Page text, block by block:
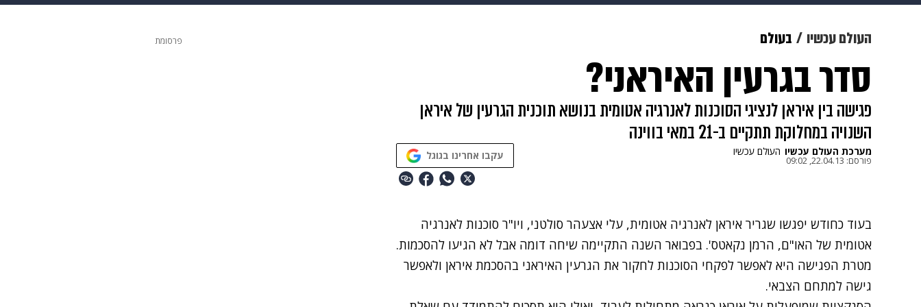
תרבות
גאווה ויוה משפט תשעה חודשים
העולם עכשיו בעולם
סדר בגרעין האיראני?
פגישה בין איראן לנציגי הסוכנות לאנרגיה אטומית בנושא תוכנית הגרעין של איראן
השנויה במחלוקת תתקיים ב-21 במאי בווינה
מערכת העולם עכשיו העולם עכשיו
פורסם: 22.04.13, 09:02 עקבו אחרינו בגוגל
בעוד כחודש יפגשו שגריר איראן לאנרגיה אטומית, עלי אצעהר סולטני, ויו"ר סוכנות לאנרגיה
אטומית של האו"ם, הרמן נקאטס'. בפבואר השנה התקיימה שיחה דומה אבל לא הגיעו להסכמות.
מטרת הפגישה היא לאפשר לפקחי הסוכנות לחקור את הגרעין האיראני בהסכמת איראן ולאפשר
גישה למתחם הצבאי.
פרסומת